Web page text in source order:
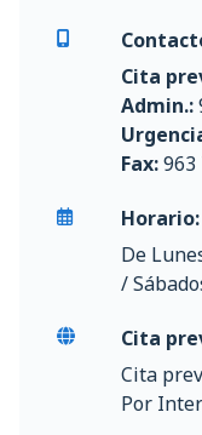
Cita
Admin.:
Fax:963
Horario:
De
/
Cita
Cita
Por